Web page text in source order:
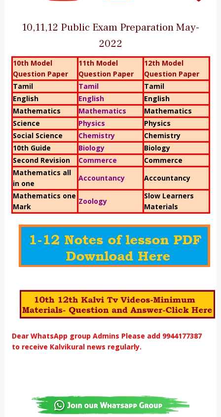
10,11,12 Public Exam Preparation May-
2022
10th Model
Question Paper
11th Model
Question Paper
12th Model
Question Paper
Tamil
Tamil
Tamil
English
English
English
Mathematics
Mathematics
Mathematics
Science
Physics
Physics
Social Science
Chemistry
Chemistry
10th Guide
Biology
Biology
Second Revision
Commerce
Commerce
Mathematics all
in one
Accountancy
Accountancy
Mathematics one
Mark
Zoology
Slow Learners
Materials
Dear WhatsApp group Admins Please add 9944177387
to receive Kalvikural news regularly.